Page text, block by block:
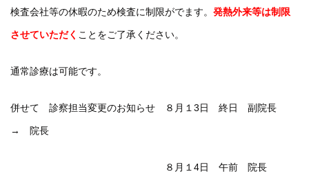
検査会社等の休暇のため検査に制限がでます。 発熱外来等は制限
させていただく ことをご了承ください。
通常診療は可能です。
併せて 診察担当変更のお知らせ ８月１3日 終日 副院長
→ 院長
８月１4日 午前 院長